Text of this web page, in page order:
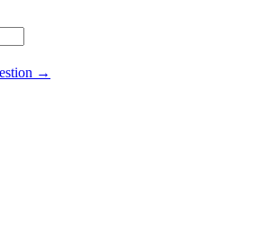
→